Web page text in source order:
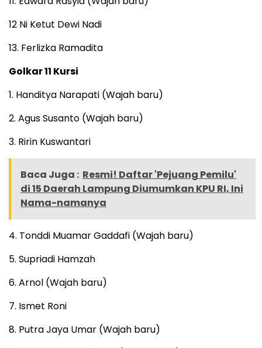
12 Ni Ketut Dewi Nadi
13. Ferlizka Ramadita
Golkar 11 Kursi
1. Handitya Narapati (Wajah baru)
2. Agus Susanto (Wajah baru)
3. Ririn Kuswantari
Baca Juga : Resmi! Daftar 'Pejuang Pemilu'
di 15 Daerah Lampung Diumumkan KPU RI, Ini
Nama-namanya
4. Tonddi Muamar Gaddafi (Wajah baru)
5. Supriadi Hamzah
6. Arnol (Wajah baru)
7. Ismet Roni
8. Putra Jaya Umar (Wajah baru)